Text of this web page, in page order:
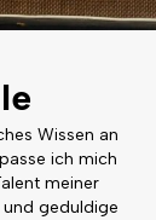
Wissen an
ich mich
meiner
geduldige